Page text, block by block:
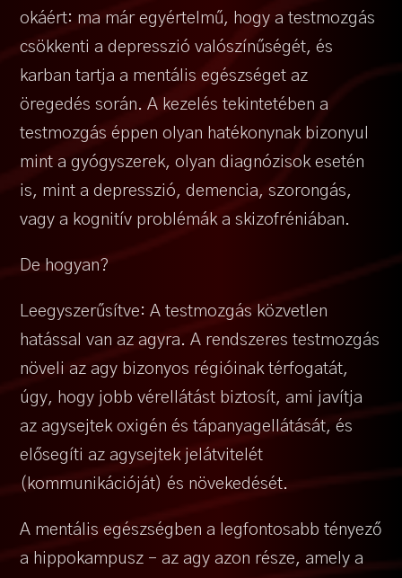
okáért: ma már egyértelmű, hogy a testmozgás
csökkenti a depresszió valószínűségét, és
karban tartja a mentális egészséget az
öregedés során. A kezelés tekintetében a
testmozgás éppen olyan hatékonynak bizonyul
mint a gyógyszerek, olyan diagnózisok esetén
is, mint a depresszió, demencia, szorongás,
vagy a kognitív problémák a skizofréniában.
De hogyan?
Leegyszerűsítve: A testmozgás közvetlen
hatással van az agyra. A rendszeres testmozgás
növeli az agy bizonyos régióinak térfogatát,
úgy, hogy jobb vérellátást biztosít, ami javítja
az agysejtek oxigén és tápanyagellátását, és
elősegíti az agysejtek jelátvitelét
(kommunikációját) és növekedését.
A mentális egészségben a legfontosabb tényező
a hippokampusz – az agy azon része, amely a